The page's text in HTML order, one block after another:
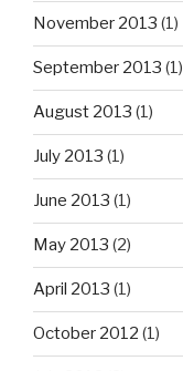
November 2013 (1)
September 2013 (1)
August 2013 (1)
July 2013 (1)
June 2013 (1)
May 2013 (2)
April 2013 (1)
October 2012 (1)